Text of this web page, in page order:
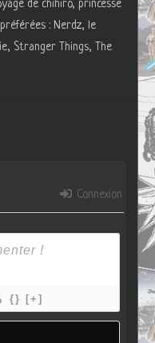
de chihiro, princesse
préférées : Nerdz, le
Stranger Things, The
Connexion
{} [+]
P